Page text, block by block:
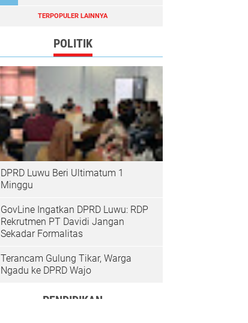
TERPOPULER LAINNYA
POLITIK
DPRD Luwu Beri Ultimatum 1
Minggu
GovLine Ingatkan DPRD Luwu: RDP
Rekrutmen PT Davidi Jangan
Sekadar Formalitas
Terancam Gulung Tikar, Warga
Ngadu ke DPRD Wajo
PENDIDIKAN